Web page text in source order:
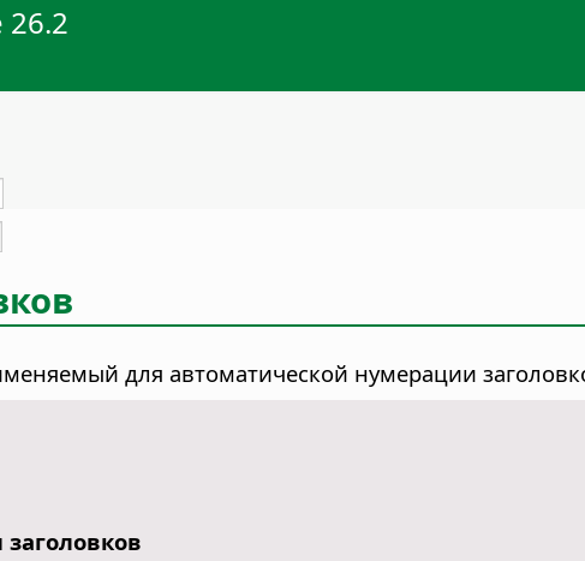
26.2
для автоматической нумерации